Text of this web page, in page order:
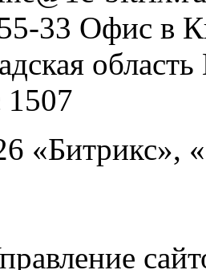
33 Офис в
область
«Битрикс»,